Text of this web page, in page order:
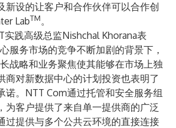
新设的让客户和合作伙伴可以合作创
LabTM。
实践高级总监Nishchal Khorana表
服务市场的竞争不断加剧的背景下，
战略和业务聚焦使其能够在市场上独
商对新数据中心的计划投资也表明了
诺。NTT Com通过托管和安全服务组
为客户提供了来自单一提供商的广泛
过提供与多个公共云环境的直接连接